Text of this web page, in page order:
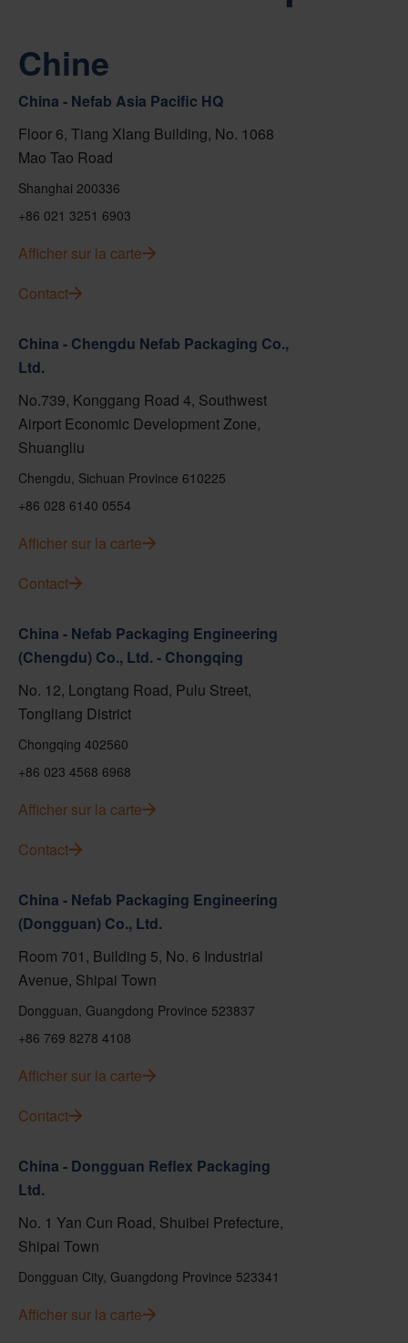
Chine
China - Nefab Asia Pacific HQ
Floor 6, Tiang Xlang Building, No. 1068
Mao Tao Road
Shanghai 200336
+86 021 3251 6903
Afficher sur la carte
Contact
China - Chengdu Nefab Packaging Co.,
Ltd.
No.739, Konggang Road 4, Southwest
Airport Economic Development Zone,
Shuangliu
Chengdu, Sichuan Province 610225
+86 028 6140 0554
Afficher sur la carte
Contact
China - Nefab Packaging Engineering
(Chengdu) Co., Ltd. - Chongqing
No. 12, Longtang Road, Pulu Street,
Tongliang District
Chongqing 402560
+86 023 4568 6968
Afficher sur la carte
Contact
China - Nefab Packaging Engineering
(Dongguan) Co., Ltd.
Room 701, Building 5, No. 6 Industrial
Avenue, Shipai Town
Dongguan, Guangdong Province 523837
+86 769 8278 4108
Afficher sur la carte
Contact
China - Dongguan Reflex Packaging
Ltd.
No. 1 Yan Cun Road, Shuibei Prefecture,
Shipai Town
Dongguan City, Guangdong Province 523341
Afficher sur la carte